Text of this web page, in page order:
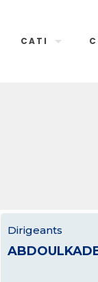
CATI
Dirigeants